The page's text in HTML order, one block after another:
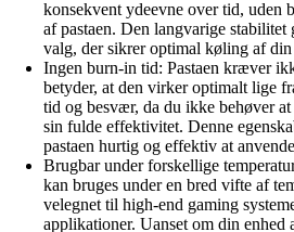
konsekvent ydeevne over tid, uden
af pastaen. Den langvarige
valg, der sikrer optimal køling af
Ingen burn-in tid: Pastaen kræver
betyder, at den virker optimalt lige
tid og besvær, da du ikke behøver at
sin fulde effektivitet. Denne
pastaen hurtig og effektiv at
Brugbar under forskellige
kan bruges under en bred vifte af
velegnet til high-end gaming
applikationer. Uanset om din enhed